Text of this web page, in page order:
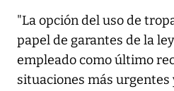
"La opción del uso de
papel de garantes de la
empleado como último
situaciones más urgentes